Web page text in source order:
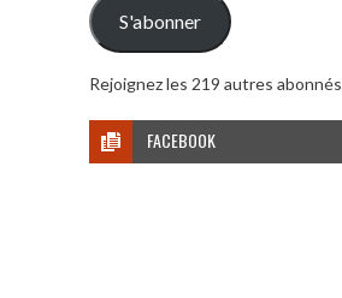
S'abonner
Rejoignez les 219 autres abonnés
FACEBOOK